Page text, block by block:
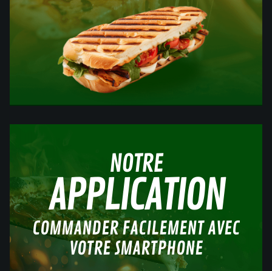
NOTRE
APPLICATION
COMMANDER FACILEMENT AVEC
VOTRE SMARTPHONE